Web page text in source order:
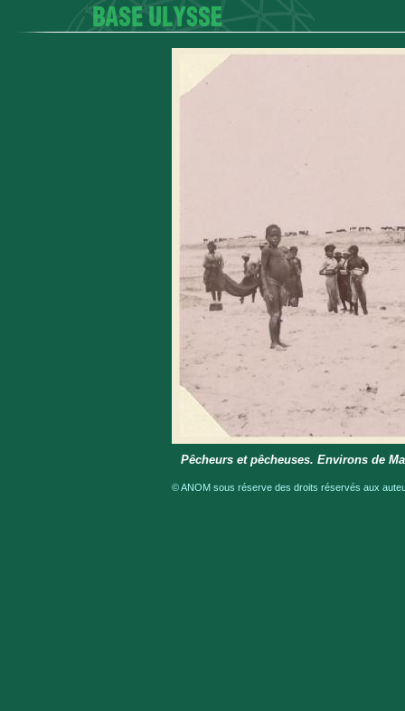
Pêcheurs et pêcheuses. Environs de
© ANOM sous réserve des droits réservés aux